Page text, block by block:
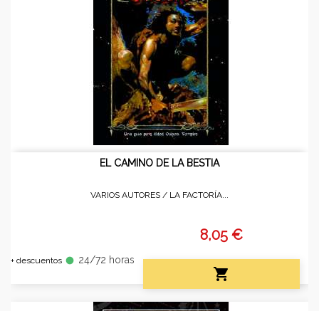
EL CAMINO DE LA BESTIA
VARIOS AUTORES / LA FACTORÍA...
+ descuentos fiber_manual_record 24/72 horas
8,05 €
